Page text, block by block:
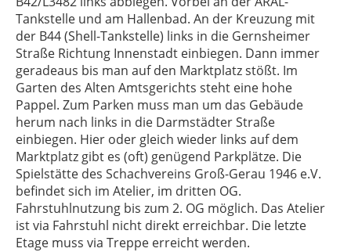
Tankstelle und am Hallenbad. An der Kreuzung mit
der B44 (Shell-Tankstelle) links in die Gernsheimer
Straße Richtung Innenstadt einbiegen. Dann immer
geradeaus bis man auf den Marktplatz stößt. Im
Garten des Alten Amtsgerichts steht eine hohe
Pappel. Zum Parken muss man um das Gebäude
herum nach links in die Darmstädter Straße
einbiegen. Hier oder gleich wieder links auf dem
Marktplatz gibt es (oft) genügend Parkplätze. Die
Spielstätte des Schachvereins Groß-Gerau 1946 e.V.
befindet sich im Atelier, im dritten OG.
Fahrstuhlnutzung bis zum 2. OG möglich. Das Atelier
ist via Fahrstuhl nicht direkt erreichbar. Die letzte
Etage muss via Treppe erreicht werden.